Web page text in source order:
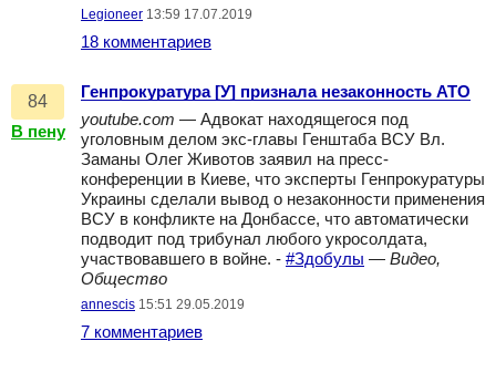
Legioneer 13:59 17.07.2019
18 комментариев
84
В пену
Генпрокуратура [У] признала незаконность АТО
youtube.com — Адвокат находящегося под
уголовным делом экс-главы Генштаба ВСУ Вл.
Заманы Олег Животов заявил на пресс-
конференции в Киеве, что эксперты Генпрокуратуры
Украины сделали вывод о незаконности применения
ВСУ в конфликте на Донбассе, что автоматически
подводит под трибунал любого укросолдата,
участвовавшего в войне. - #Здобулы — Видео,
Общество
annescis 15:51 29.05.2019
7 комментариев